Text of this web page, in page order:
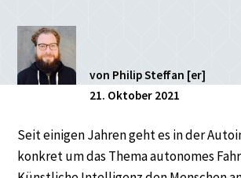
von Philip Steffan [er]
21. Oktober 2021
Seit einigen Jahren geht es in der
konkret um das Thema autonomes